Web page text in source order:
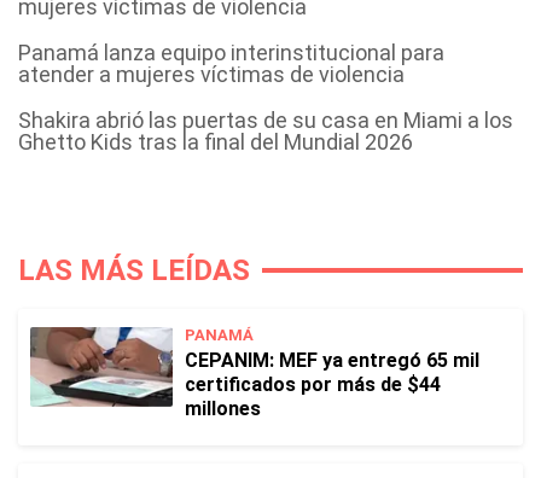
mujeres víctimas de violencia
Panamá lanza equipo interinstitucional para
atender a mujeres víctimas de violencia
Shakira abrió las puertas de su casa en Miami a los
Ghetto Kids tras la final del Mundial 2026
LAS MÁS LEÍDAS
PANAMÁ
CEPANIM: MEF ya entregó 65 mil
certificados por más de $44
millones